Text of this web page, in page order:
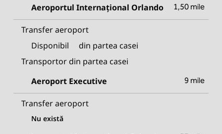
Aeroportul Internațional Orlando 1,50 mile
Transfer aeroport
Disponibil
din partea casei
Transportor din partea casei
Aeroport Executive
9 mile
Transfer aeroport
Nu există